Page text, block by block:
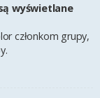
wyświetlane
członkom grupy,